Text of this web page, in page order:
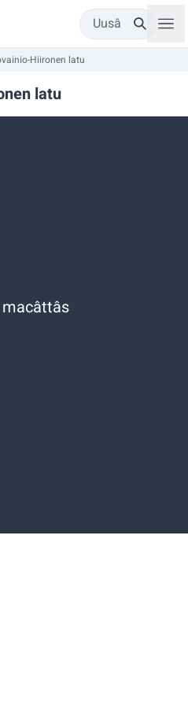
Uusâ
Hiironen latu
latu